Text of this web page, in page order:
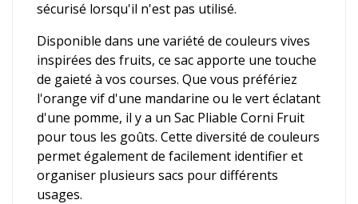
sécurisé lorsqu'il n'est pas utilisé.
Disponible dans une variété de couleurs vives
inspirées des fruits, ce sac apporte une touche
de gaieté à vos courses. Que vous préfériez
l'orange vif d'une mandarine ou le vert éclatant
d'une pomme, il y a un Sac Pliable Corni Fruit
pour tous les goûts. Cette diversité de couleurs
permet également de facilement identifier et
organiser plusieurs sacs pour différents
usages.